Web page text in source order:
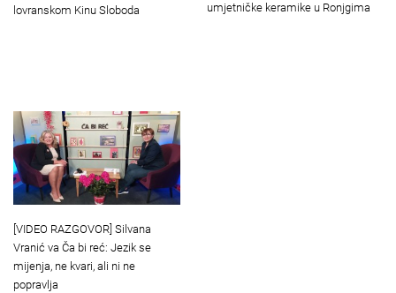
lovranskom Kinu Sloboda
umjetničke keramike u Ronjgima
[VIDEO RAZGOVOR] Silvana
Vranić va Ča bi reć: Jezik se
mijenja, ne kvari, ali ni ne
popravlja